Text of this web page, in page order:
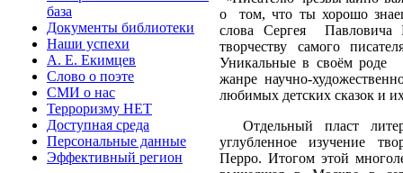
база
Документы библиотеки
Наши успехи
А. Е. Екимцев
Слово о поэте
СМИ о нас
Терроризму НЕТ
Доступная среда
Персональные данные
Эффективный регион
о
том, что ты хорошо
слова Сергея
Павловича
творчеству самого
Уникальные в своём роде
жанре научно-
любимых детских сказок и
Отдельный пласт
углубленное изучение
Перро. Итогом этой